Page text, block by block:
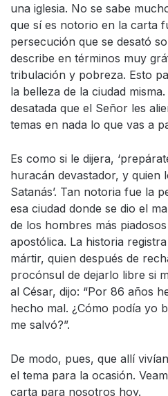
una iglesia. No se sabe
que sí es notorio en la carta
persecución que se desató
describe en términos muy
tribulación y pobreza. Esto
la belleza de la ciudad
desatada que el Señor les
temas en nada lo que vas a
Es como si le dijera,
huracán devastador, y quien
Satanás’. Tan notoria fue la
esa ciudad donde se dio el
de los hombres más
apostólica. La historia
mártir, quien después de
procónsul de dejarlo libre si
al César, dijo: “Por 86 años
hecho mal. ¿Cómo podía yo
me salvó?”.
De modo, pues, que allí
el tema para la ocasión.
carta para nosotros hoy.